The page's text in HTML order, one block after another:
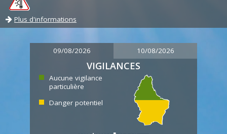
Plus d'informations
09/08/2026 10/08/2026
VIGILANCES
Aucune vigilance
particulière
Danger potentiel